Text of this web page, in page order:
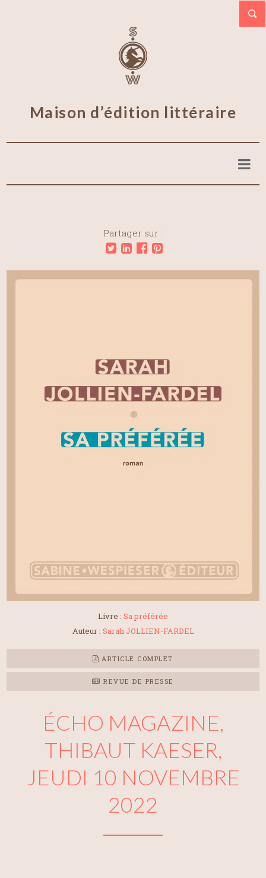
Maison d’édition littéraire
Partager sur :
Livre : Sa préférée
Auteur : Sarah JOLLIEN-FARDEL
ARTICLE COMPLET
REVUE DE PRESSE
ÉCHO MAGAZINE,
THIBAUT KAESER,
JEUDI 10 NOVEMBRE
2022